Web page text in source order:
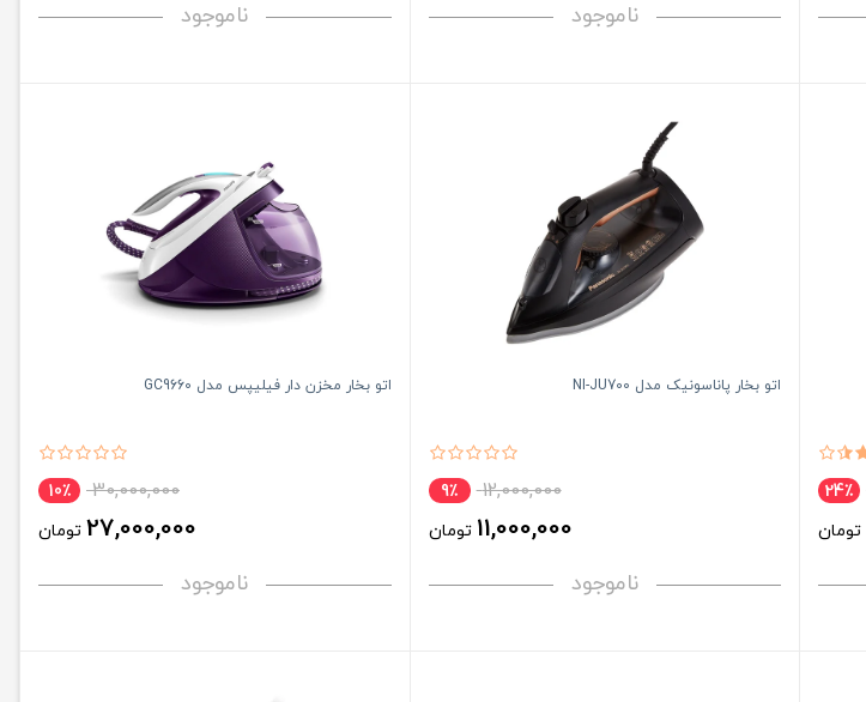
ناموجود ناموجود
24٪
تومان
اتو بخار پاناسونیک مدل NI-JU700
12,000,000 9٪
11,000,000 تومان
ناموجود
اتو بخار مخزن دار فیلیپس مدل GC9660
30,000,000 10٪
27,000,000 تومان
ناموجود